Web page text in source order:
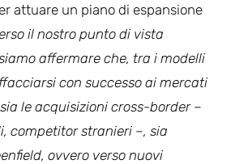
attuare un piano di espansione
il nostro punto di vista
affermare che, tra i modelli
con successo ai mercati
le acquisizioni cross-border –
competitor stranieri –, sia
ovvero verso nuovi